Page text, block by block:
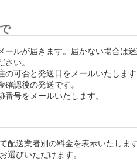
ールが届きます。届かない場合は
さい。
の可否と発送日をメールいたしま
認後の発送です。
号をメールいたします。
配送業者別の料金を表示いたしま
選びいただけます。